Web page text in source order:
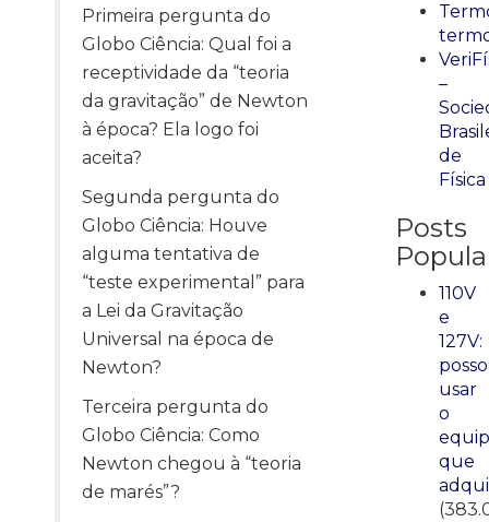
Primeira pergunta do
Globo Ciência: Qual foi a
receptividade da “teoria
da gravitação” de Newton
à época? Ela logo foi
aceita?
Segunda pergunta do
Globo Ciência: Houve
alguma tentativa de
“teste experimental” para
a Lei da Gravitação
Universal na época de
Newton?
Terceira pergunta do
Globo Ciência: Como
Newton chegou à “teoria
de marés”?
–
de
Física
Posts
110V
e
127V:
posso
usar
o
que